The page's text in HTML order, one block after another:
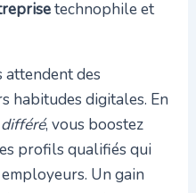
technophile et
attendent des
habitudes digitales. En
, vous boostez
profils qualifiés qui
Un gain